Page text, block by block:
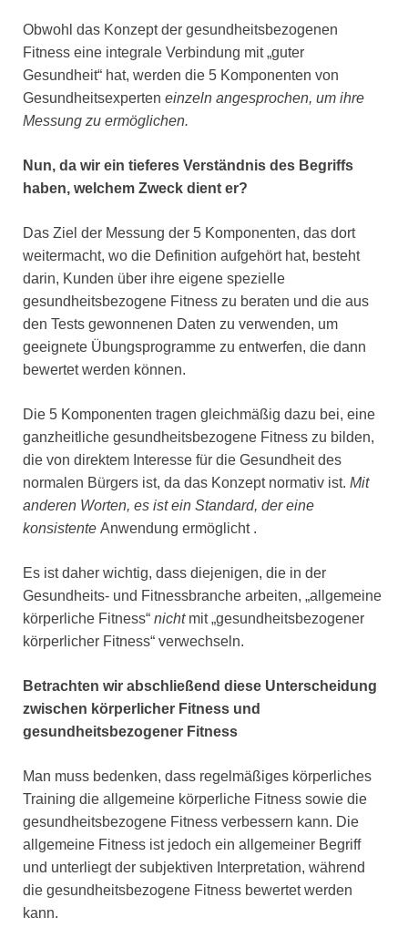
Obwohl das Konzept der gesundheitsbezogenen
Fitness eine integrale Verbindung mit „guter
Gesundheit“ hat, werden die 5 Komponenten von
Gesundheitsexperten einzeln angesprochen, um ihre
Messung zu ermöglichen.
Nun, da wir ein tieferes Verständnis des Begriffs
haben, welchem ​​Zweck dient er?
Das Ziel der Messung der 5 Komponenten, das dort
weitermacht, wo die Definition aufgehört hat, besteht
darin, Kunden über ihre eigene spezielle
gesundheitsbezogene Fitness zu beraten und die aus
den Tests gewonnenen Daten zu verwenden, um
geeignete Übungsprogramme zu entwerfen, die dann
bewertet werden können.
Die 5 Komponenten tragen gleichmäßig dazu bei, eine
ganzheitliche gesundheitsbezogene Fitness zu bilden,
die von direktem Interesse für die Gesundheit des
normalen Bürgers ist, da das Konzept normativ ist. Mit
anderen Worten, es ist ein Standard, der eine
konsistente Anwendung ermöglicht .
Es ist daher wichtig, dass diejenigen, die in der
Gesundheits- und Fitnessbranche arbeiten, „allgemeine
körperliche Fitness“ nichtmit „gesundheitsbezogener
körperlicher Fitness“ verwechseln.
Betrachten wir abschließend diese Unterscheidung
zwischen körperlicher Fitness und
gesundheitsbezogener Fitness
Man muss bedenken, dass regelmäßiges körperliches
Training die allgemeine körperliche Fitness sowie die
gesundheitsbezogene Fitness verbessern kann. Die
allgemeine Fitness ist jedoch ein allgemeiner Begriff
und unterliegt der subjektiven Interpretation, während
die gesundheitsbezogene Fitness bewertet werden
kann.